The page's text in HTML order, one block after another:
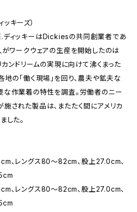
キーズ）
ディッキーはDickiesの共同創業者であ
がワークウェアの生産を開始したのは
ンドリームの実現に向けて沸くまった
の「働く現場」を回り、農夫や鉱夫な
な作業着の特性を調査。労働者のニー
された製品は、またたく間にアメリカ
した。
、レングス80〜82cm、股上27.0cm、
、レングス80〜82cm、股上27.0cm、